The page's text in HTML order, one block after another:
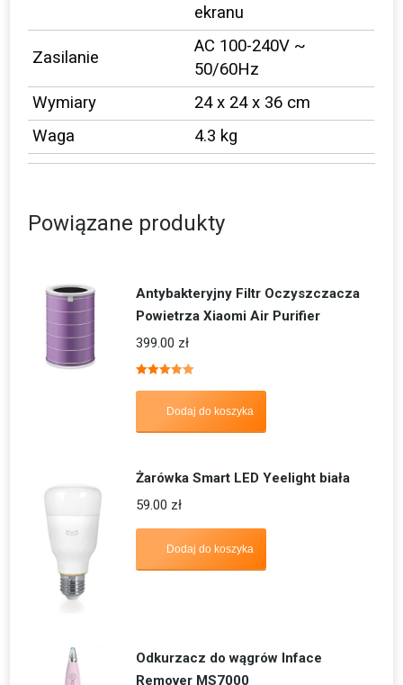
ekranu
Zasilanie
AC 100-240V ~
50/60Hz
Wymiary
24 x 24 x 36 cm
Waga
4.3 kg
Powiązane produkty
Antybakteryjny Filtr Oczyszczacza
Powietrza Xiaomi Air Purifier
399.00 zł
5.00
Dodaj do koszyka
Żarówka Smart LED Yeelight biała
59.00 zł
Dodaj do koszyka
Odkurzacz do wągrów Inface
Remover MS7000